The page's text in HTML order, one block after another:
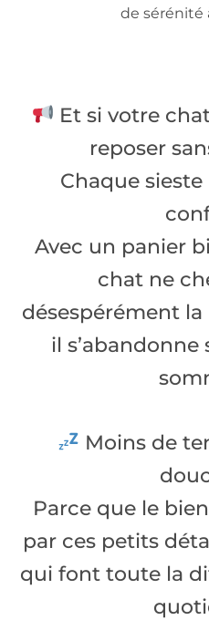
de sérénité
Et si votre
reposer
Chaque
Avec un panier
chat ne
désespérément
il
Moins de
Parce que le
par ces petits
qui font toute la